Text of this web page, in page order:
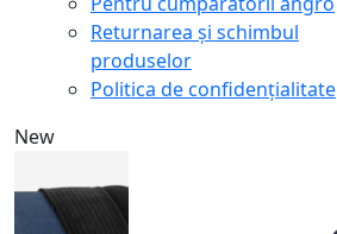
Returnarea și schimbul
produselor
Politica de confidențialitate
New